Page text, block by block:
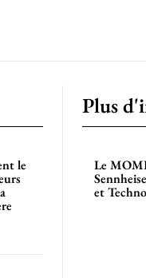
le
Plus
Le
et